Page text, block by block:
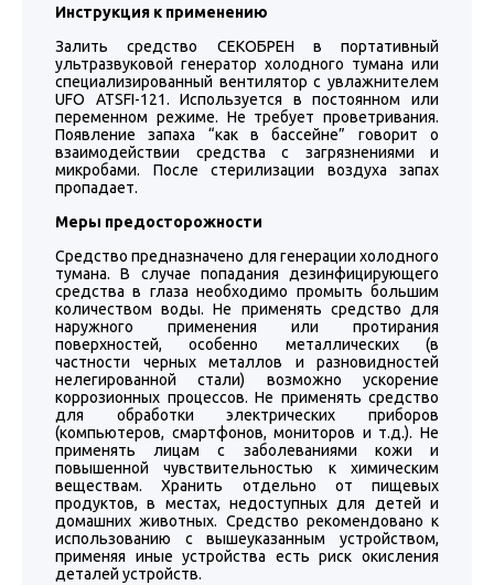
Инструкция к применению
Залить средство СЕКОБРЕН в портативный
ультразвуковой генератор холодного тумана или
специализированный вентилятор с увлажнителем
UFO ATSFI-121. Используется в постоянном или
переменном режиме. Не требует проветривания.
Появление запаха “как в бассейне” говорит о
взаимодействии средства с загрязнениями и
микробами. После стерилизации воздуха запах
пропадает.
Меры предосторожности
Средство предназначено для генерации холодного
тумана. В случае попадания дезинфицирующего
средства в глаза необходимо промыть большим
количеством воды. Не применять средство для
наружного применения или протирания
поверхностей, особенно металлических (в
частности черных металлов и разновидностей
нелегированной стали) возможно ускорение
коррозионных процессов. Не применять средство
для обработки электрических приборов
(компьютеров, смартфонов, мониторов и т.д.). Не
применять лицам с заболеваниями кожи и
повышенной чувствительностью к химическим
веществам. Хранить отдельно от пищевых
продуктов, в местах, недоступных для детей и
домашних животных. Средство рекомендовано к
использованию с вышеуказанным устройством,
применяя иные устройства есть риск окисления
деталей устройств.